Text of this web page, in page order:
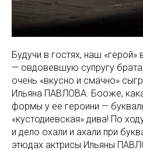
Будучи в гостях, наш «герой»
— овдовевшую супругу
очень «вкусно и смачно»
Ильяна ПАВЛОВА. Бооже,
формы у ее героини —
«кустодиевская» дива! По
и дело охали и ахали при
этюдах актрисы Ильяны